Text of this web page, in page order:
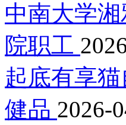
中南大学
院职工
起底有享
健品 2026-